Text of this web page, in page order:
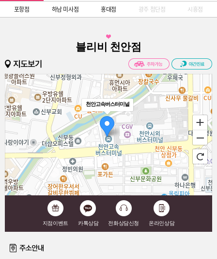
포항점
하남 미사점 홍대점 광주 첨단점 시흥점
블리비 천안점
천안고속버스터미널
로드뷰 길찾기
지점이벤트
카톡상담 전화상담신청 온라인상담